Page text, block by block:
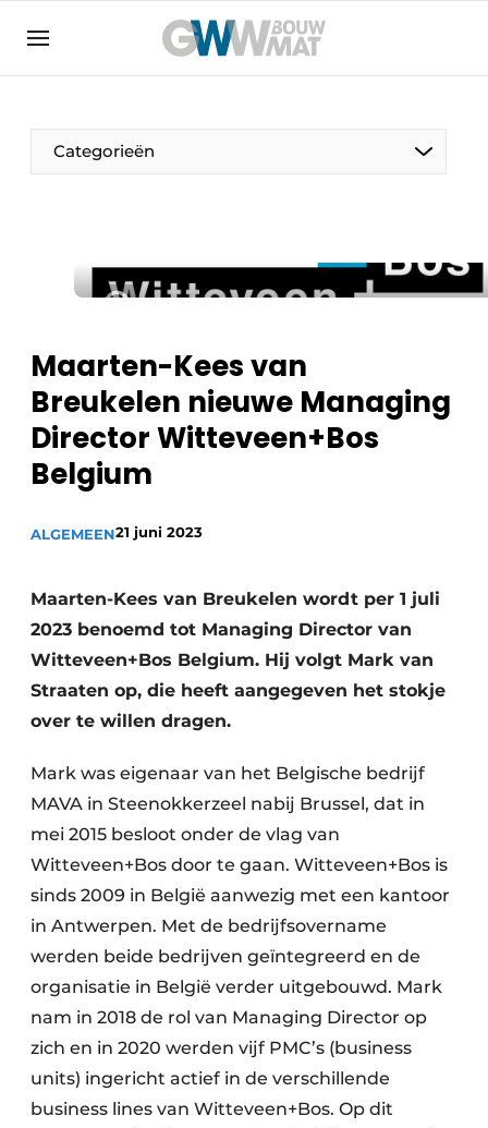
Bedrijven
Contact
Home
Nieuwsbrief
Podcasts
Privacy / Cookie statement
Vacature aanmelden
Categorieën
Maarten-Kees van
Breukelen nieuwe Managing
Director Witteveen+Bos
Belgium
ALGEMEEN21 juni 2023
Maarten-Kees van Breukelen wordt per 1 juli
2023 benoemd tot Managing Director van
Witteveen+Bos Belgium. Hij volgt Mark van
Straaten op, die heeft aangegeven het stokje
over te willen dragen.
Mark was eigenaar van het Belgische bedrijf
MAVA in Steenokkerzeel nabij Brussel, dat in
mei 2015 besloot onder de vlag van
Witteveen+Bos door te gaan. Witteveen+Bos is
sinds 2009 in België aanwezig met een kantoor
in Antwerpen. Met de bedrijfsovername
werden beide bedrijven geïntegreerd en de
organisatie in België verder uitgebouwd. Mark
nam in 2018 de rol van Managing Director op
zich en in 2020 werden vijf PMC’s (business
units) ingericht actief in de verschillende
business lines van Witteveen+Bos. Op dit